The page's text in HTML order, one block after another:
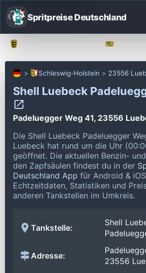
Spritpreise Deutschland
Schleswig-Holstein 23556
Shell Luebeck
Padeluegger Weg 41, 23556
Die Shell Luebeck Padeluegger
Luebeck hat rund um die Uhr
geöffnet. Die aktuellen Benzin-
den Zapfsäulen findest du in der
Deutschland App für Android &
Echtzeitdaten, Statistiken und
anderen Tankstellen im Umkreis.
Tankstelle:
Shell
Adresse:
23556